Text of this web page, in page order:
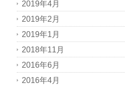
2019年4月
2019年2月
2019年1月
2018年11月
2016年6月
2016年4月